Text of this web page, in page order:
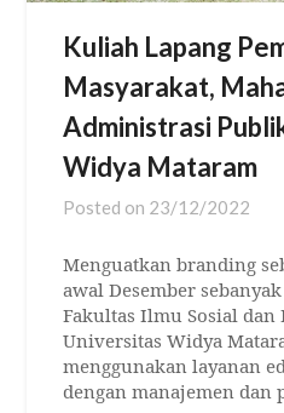
Kuliah Lapang
Masyarakat,
Administrasi
Widya Mataram
Posted on 23/12/2022
Menguatkan branding
awal Desember
Fakultas Ilmu Sosial
Universitas Widya
menggunakan layanan
dengan manajemen dan